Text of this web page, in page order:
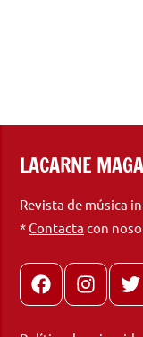
LACARNE
Revista de música
*Contacta con
FacebookInstagram
X